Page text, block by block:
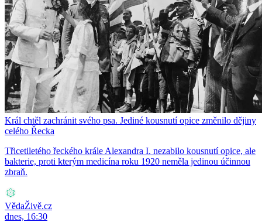
Král chtěl zachránit svého psa. Jediné kousnutí opice změnilo dějiny
celého Řecka
Třicetiletého řeckého krále Alexandra I. nezabilo kousnutí opice, ale
bakterie, proti kterým medicína roku 1920 neměla jedinou účinnou
zbraň.
VědaŽivě.cz
dnes, 16:30